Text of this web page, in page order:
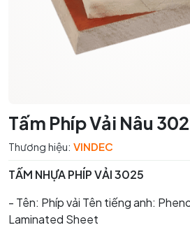
Tấm Phíp Vải Nâu
Thương hiệu: VINDEC
TẤM NHỰA PHÍP VẢI 3025
- Tên: Phíp vải Tên tiếng anh:
Laminated Sheet